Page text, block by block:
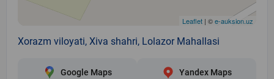
Leaflet | ©e-auksion.uz
Xorazm viloyati, Xiva shahri, Lolazor Mahallasi
Google Maps Yandex Maps